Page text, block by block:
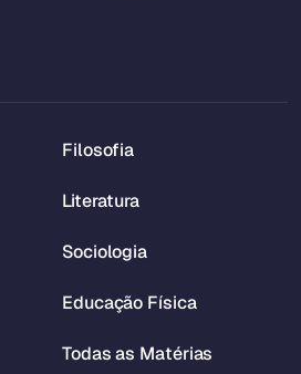
Filosofia
Literatura
Sociologia
Educação Física
Todas as Matérias